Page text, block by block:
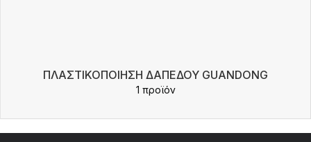
ΠΛΑΣΤΙΚΟΠΟΊΗΣΗ ΔΑΠΈΔΟΥ GUANDONG
1 προϊόν